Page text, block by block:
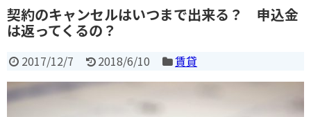
契約のキャンセルはいつまで出来る？ 申込金
は返ってくるの？
2017/12/7 2018/6/10 賃貸